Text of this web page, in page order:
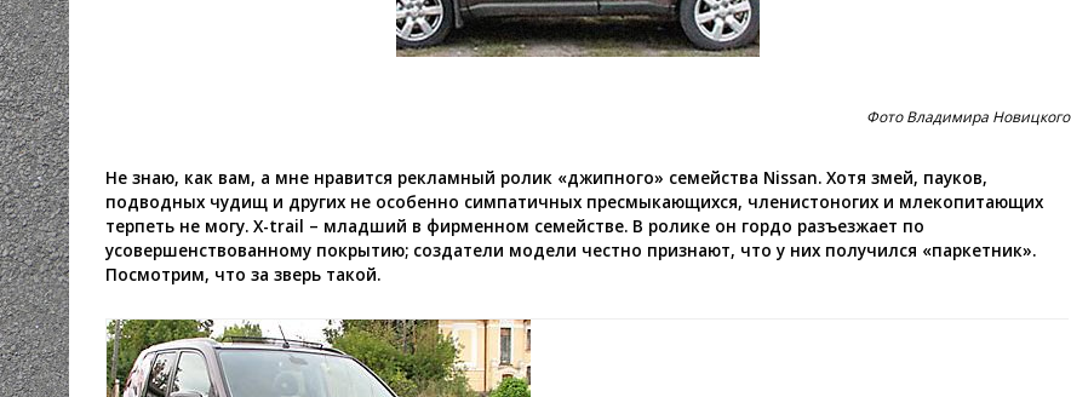
Фото Владимира Новицкого
Не знаю, как вам, а мне нравится рекламный ролик «джипного» семейства Nissan. Хотя змей, пауков,
подводных чудищ и других не особенно симпатичных пресмыкающихся, членистоногих и млекопитающих
терпеть не могу. X-trail – младший в фирменном семействе. В ролике он гордо разъезжает по
усовершенствованному покрытию; создатели модели честно признают, что у них получился «паркетник».
Посмотрим, что за зверь такой.